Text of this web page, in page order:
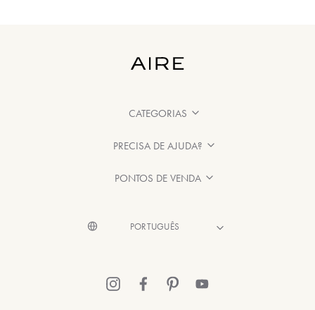
CATEGORIAS
PRECISA DE AJUDA?
PONTOS DE VENDA